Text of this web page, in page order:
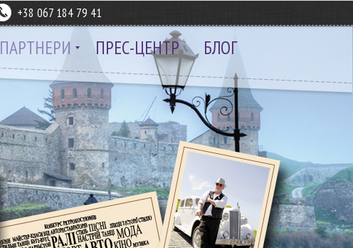
+38 067 184 79 41
ПАРТНЕРИ ПРЕС-ЦЕНТР БЛОГ